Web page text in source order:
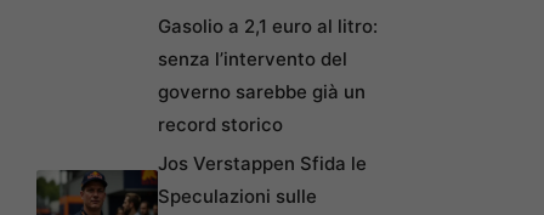
Gasolio a 2,1 euro al litro:
senza l’intervento del
governo sarebbe già un
record storico
Jos Verstappen Sfida le
Speculazioni sulle